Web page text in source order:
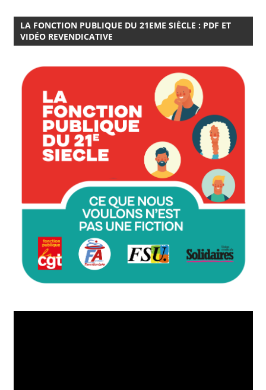
LA FONCTION PUBLIQUE DU 21EME SIÈCLE : PDF ET
VIDÉO REVENDICATIVE